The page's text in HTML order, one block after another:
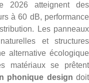
2026 atteignent des
à 60 dB, performance
Les panneaux
et structures
alternative écologique
matériaux se prêtent
phonique design doit